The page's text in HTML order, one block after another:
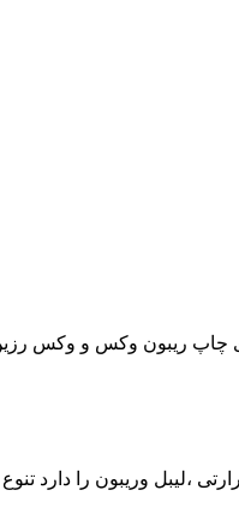
انواع رول حرارتی ،لیبل